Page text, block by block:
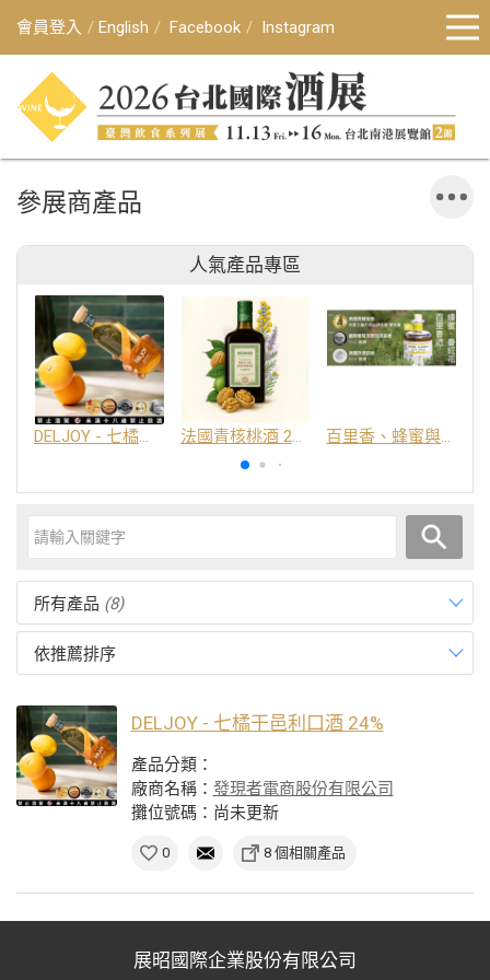
會員登入 English Facebook Instagram
參展商產品
人氣產品專區
DELJOY - 七橘干邑利口酒 24% 法國青核桃酒 25% 百里香、蜂蜜與番紅花酒
所有產品 (8)
依推薦排序
DELJOY - 七橘干邑利口酒 24%
產品分類：
廠商名稱： 發現者電商股份有限公司
攤位號碼：尚未更新
0 8 個相關產品
展昭國際企業股份有限公司